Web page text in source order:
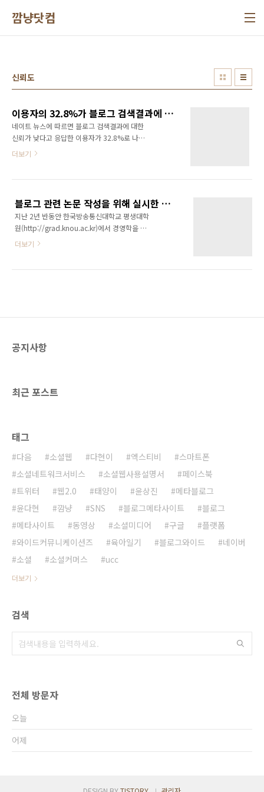
깜냥닷컴
신뢰도
이용자의 32.8%가 블로그 검색결과에 대한 신뢰가 낮다고 응답..
네이트 뉴스에 따르면 블로그 검색결과에 대한
신뢰가 낮다고 응답한 이용자가 32.8%로 나타
났다고 합니다. 지식 검색 결과에 대해 신뢰가 낮
이트온 이용자를 대상으로 한 설문조사이고... 공
신력이 있는 설문조사는 아니었겠지만... 참... 블
로그를 운영하는 사람 입장에서 조금 부끄럽습
니다. 블로그가 얼마나 상업적으로 변질되었으
답을 했을까요? 사실 뉴스 내용을 보면 네이트닷
더보기
블로그 관련 논문 작성을 위해 실시한 설문조사 결과를 발표합니다.
지난 2년 반동안 한국방송통신대학교 평생대학
원(http://grad.knou.ac.kr)에서 경영학을 전
공으로 석사과정을 밟아오고 있었습니다. 그 마
가 자의에 의하여 작성한 콘텐츠와 기업에서 진
더보기
공지사항
최근 포스트
태그
다음 소셜웹 다현이 엑스티비
스마트폰
소셜네트워크서비스
소셜웹사용설명서
페이스북
트위터
웹2.0 태양이 윤상진
메타블로그
윤다현
깜냥 SNS 블로그메타사이트
블로그
메타사이트
동영상 소셜미디어 구글
플랫폼
와이드커뮤니케이션즈
육아일기 블로그와이드
네이버
소셜
소셜커머스 ucc
더보기
검색
전체 방문자
오늘
어제